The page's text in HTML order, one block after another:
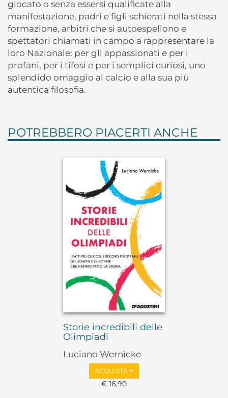
giocato o senza essersi qualificate alla
manifestazione, padri e figli schierati nella stessa
formazione, arbitri che si autoespellono e
spettatori chiamati in campo a rappresentare la
loro Nazionale: per gli appassionati e per i
profani, per i tifosi e per i semplici curiosi, uno
splendido omaggio al calcio e alla sua più
autentica filosofia.
POTREBBERO PIACERTI ANCHE
Storie incredibili delle
Olimpiadi
Luciano Wernicke
ACQUISTA
€ 16,90